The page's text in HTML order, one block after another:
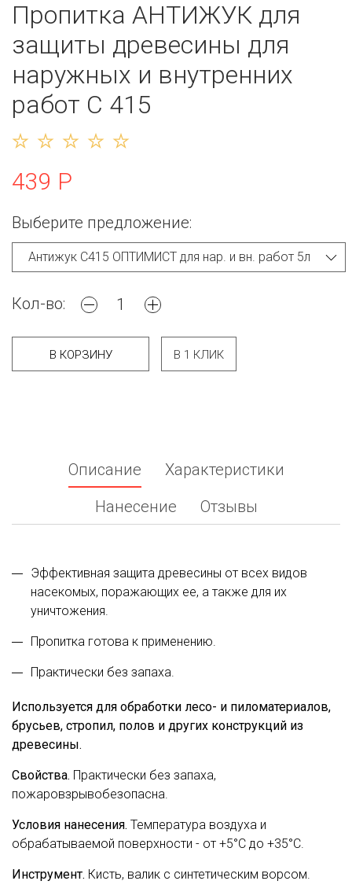
Пропитка АНТИЖУК для
защиты древесины для
наружных и внутренних
работ C 415
439 Р
Выберите предложение:
Кол-во:
В КОРЗИНУ В 1 КЛИК
Описание
Характеристики
Нанесение
Отзывы
Эффективная защита древесины от всех видов
насекомых, поражающих ее, а также для их
уничтожения.
Пропитка готова к применению.
Практически без запаха.
Используется для обработки лесо- и пиломатериалов,
брусьев, стропил, полов и других конструкций из
древесины.
Свойства. Практически без запаха,
пожаровзрывобезопасна.
Условия нанесения. Температура воздуха и
обрабатываемой поверхности - от +5°С до +35°С.
Инструмент. Кисть, валик с синтетическим ворсом.